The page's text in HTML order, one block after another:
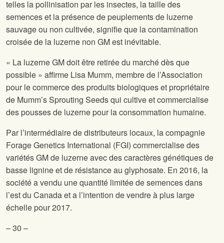
telles la pollinisation par les insectes, la taille des
semences et la présence de peuplements de luzerne
sauvage ou non cultivée, signifie que la contamination
croisée de la luzerne non GM est inévitable.
« La luzerne GM doit être retirée du marché dès que
possible » affirme Lisa Mumm, membre de l’Association
pour le commerce des produits biologiques et propriétaire
de Mumm’s Sprouting Seeds qui cultive et commercialise
des pousses de luzerne pour la consommation humaine.
Par l’intermédiaire de distributeurs locaux, la compagnie
Forage Genetics International (FGI) commercialise des
variétés GM de luzerne avec des caractères génétiques de
basse lignine et de résistance au glyphosate. En 2016, la
société a vendu une quantité limitée de semences dans
l’est du Canada et a l’intention de vendre à plus large
échelle pour 2017.
– 30 –